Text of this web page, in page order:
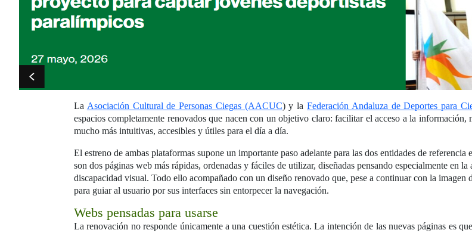
La Asociación Cultural de Personas Ciegas (AACUC) y la Federación Andaluza de Deportes para
espacios completamente renovados que nacen con un objetivo claro: facilitar el acceso a la
mucho más intuitivas, accesibles y útiles para el día a día.
El estreno de ambas plataformas supone un importante paso adelante para las dos entidades de
son dos páginas web más rápidas, ordenadas y fáciles de utilizar, diseñadas pensando especialmente en
discapacidad visual. Todo ello acompañado con un diseño renovado que, pese a continuar con la
para guiar al usuario por sus interfaces sin entorpecer la navegación.
Webs pensadas para usarse
La renovación no responde únicamente a una cuestión estética. La intención de las nuevas páginas es